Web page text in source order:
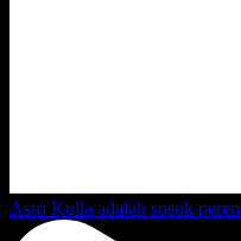
Astri Kulla adalah sosok